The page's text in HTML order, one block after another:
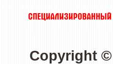
Copyright ©